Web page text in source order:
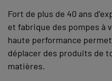
Fort de plus de 40 ans
et fabrique des pompes à
haute performance
déplacer des produits de
matières.